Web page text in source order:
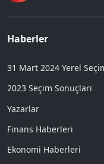
Haberler
31 Mart 2024 Yerel
2023 Seçim Sonuçları
Yazarlar
Finans Haberleri
Ekonomi Haberleri